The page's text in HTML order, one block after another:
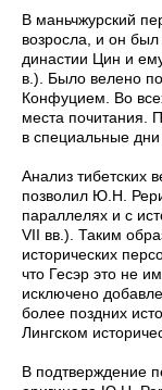
В маньчжурский
возросла, и он
династии Цин и
в.). Было велено
Конфуцием. Во
места почитания.
в специальные
Анализ тибетских
позволил Ю.Н.
параллелях и с
VII вв.). Таким
исторических
что Гесэр это не
исключено
более поздних
Лингском
В подтверждение